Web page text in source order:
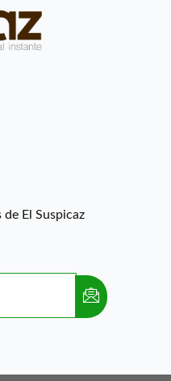
El Suspicaz